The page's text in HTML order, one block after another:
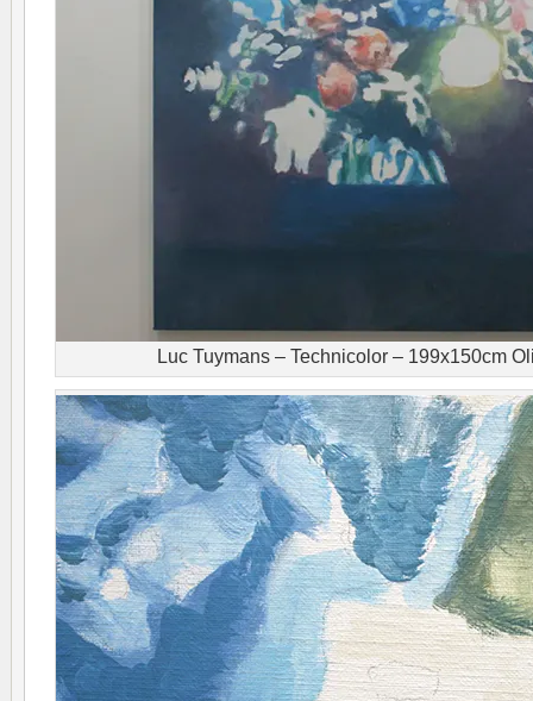
Luc Tuymans – Technicolor – 199x150cm